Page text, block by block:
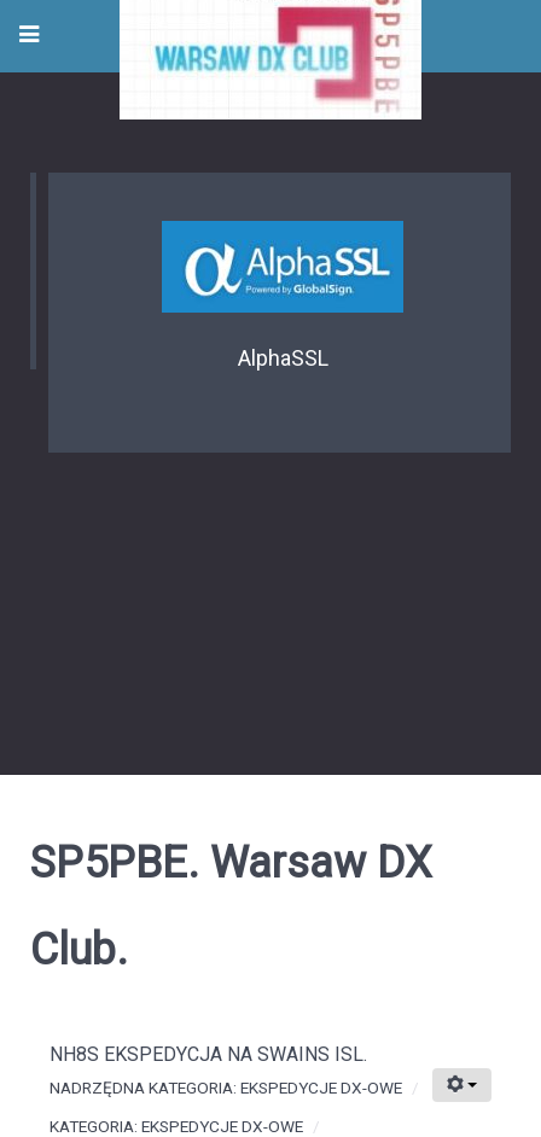
AlphaSSL
SP5PBE. Warsaw DX
Club.
NH8S EKSPEDYCJA NA SWAINS ISL.
NADRZĘDNA KATEGORIA: EKSPEDYCJE DX-OWE
KATEGORIA: EKSPEDYCJE DX-OWE